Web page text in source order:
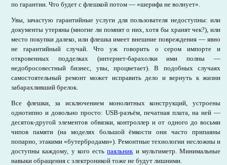
по гарантии. Что будет с флешкой потом — «шерифа не волнует».
Увы, зачастую гарантийные услуги для пользователя недоступны: или
документы утеряны (многие ли помнят о них, хотя бы хранят чек?), или
место покупки далеко, или флешка имеет внешние повреждения — явно
не гарантийный случай. Что уж говорить о сером импорте и
откровенных подделках (интернет-барахолки ими полны —
недобросовестный бизнес, увы, процветает). В подобных случаях
самостоятельный ремонт может исправить дело и вернуть к жизни
забарахливший брелок.
Все флешки, за исключением монолитных конструкций, устроены
однотипно и довольно просто: USB-разъём, печатная плата, на ней —
десяток-другой элементов обвязки, контроллер и от одного до восьми
чипов памяти (на моделях большой ёмкости они часто припаяны
попарно, этакими «бутербродами»). Ремонтные технологии несложны и
доступны каждому, у кого естьпаяльники мультиметр. Минимальные
навыки обращения с электроникой тоже не будут лишними.